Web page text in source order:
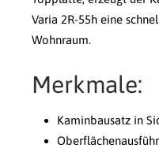
Varia 2R-55h eine
Wohnraum.
Merkmale:
Kaminbausatz in